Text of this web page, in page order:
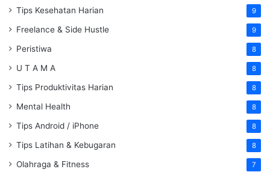
Tips Kesehatan Harian 9
Freelance & Side Hustle 9
Peristiwa 8
U T A M A 8
Tips Produktivitas Harian 8
Mental Health 8
Tips Android / iPhone 8
Tips Latihan & Kebugaran 8
Olahraga & Fitness 7